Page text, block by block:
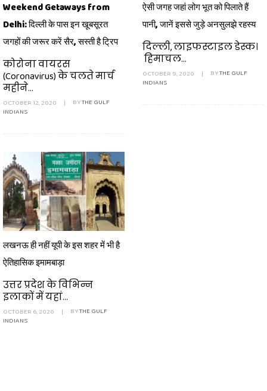
Weekend Getaways from
Delhi: दिल्ली के पास इन खूबसूरत
जगहों की जरूर करें सैर, सस्ती है ट्रिप
कोरोना वायरस
(Coronavirus) के चलते मार्च
महीने...
OCTOBER 12, 2020 | BYTHE GULF
INDIANS
ऐसी जगह जहां लोग भूत को पिलाते हैं
पानी, जानें इससे जुड़े अनसुलझे रहस्य
दिल्ली, लाइफस्टाइल डेस्क।
हिमाचल...
OCTOBER 9, 2020 | BYTHE GULF
INDIANS
लखनऊ ही नहीं यूपी के इस शहर में भी है
ऐतिहासिक इमामबाड़ा
उत्तर प्रदेश के विभिन्न
इलाकों में यहां...
OCTOBER 6, 2020 | BYTHE GULF
INDIANS